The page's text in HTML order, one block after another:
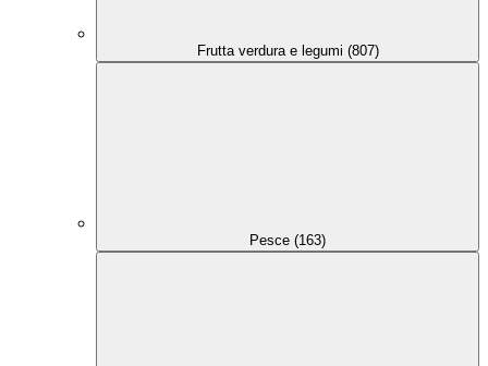
Frutta verdura e legumi (807)
Pesce (163)